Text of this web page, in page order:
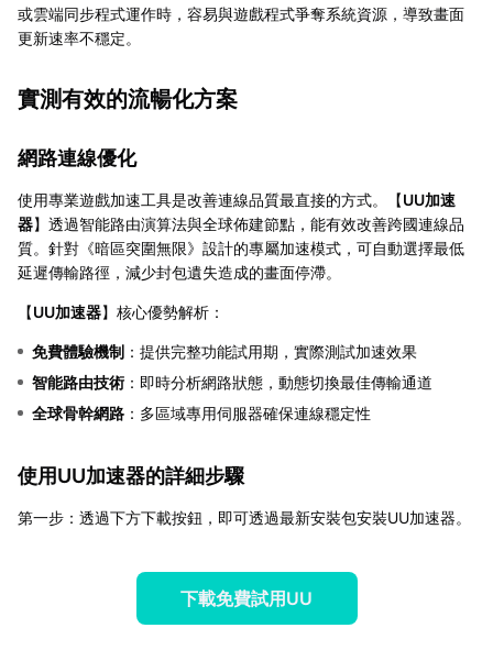
或雲端同步程式運作時，容易與遊戲程式爭奪系統資源，導致畫面
更新速率不穩定。
實測有效的流暢化方案
網路連線優化
使用專業遊戲加速工具是改善連線品質最直接的方式。【UU加速
器】透過智能路由演算法與全球佈建節點，能有效改善跨國連線品
質。針對《暗區突圍無限》設計的專屬加速模式，可自動選擇最低
延遲傳輸路徑，減少封包遺失造成的畫面停滯。
【UU加速器】核心優勢解析：
免費體驗機制 ：提供完整功能試用期，實際測試加速效果
智能路由技術 ：即時分析網路狀態，動態切換最佳傳輸通道
全球骨幹網路 ：多區域專用伺服器確保連線穩定性
使用UU加速器的詳細步驟
第一步：透過下方下載按鈕，即可透過最新安裝包安裝UU加速器。
下載免費試用UU